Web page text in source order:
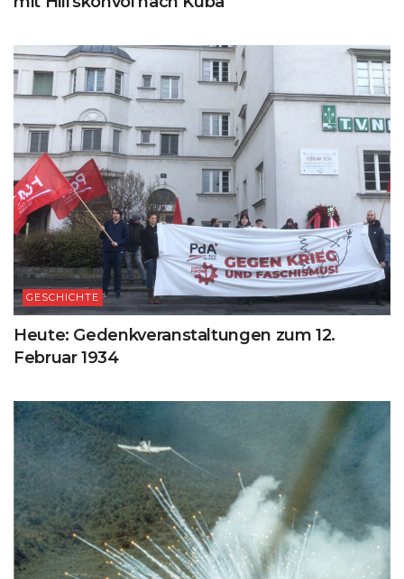
GESCHICHTE
Heute: Gedenkveranstaltungen zum 12.
Februar 1934